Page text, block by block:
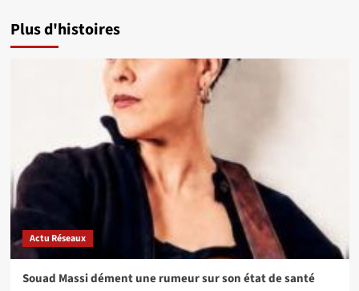
Plus d'histoires
Actu Réseaux
Souad Massi dément une rumeur sur son état de santé